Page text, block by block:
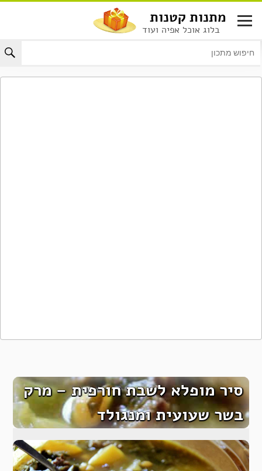
לתוכן
מתנות קטנות
בלוג אוכל אפיה ועוד
סיר מופלא לשבת חורפית – מרק
בשר שעועית ומנגולד